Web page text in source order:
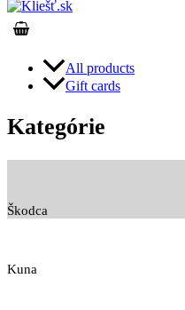
All products
Gift cards
Kategórie
Škodca
Kuna